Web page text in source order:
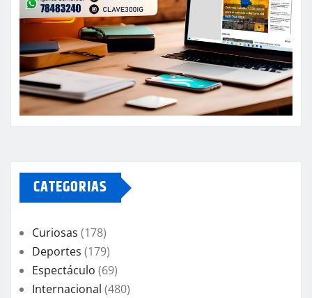
CATEGORIAS
Curiosas (178)
Deportes (179)
Espectáculo (69)
Internacional (480)